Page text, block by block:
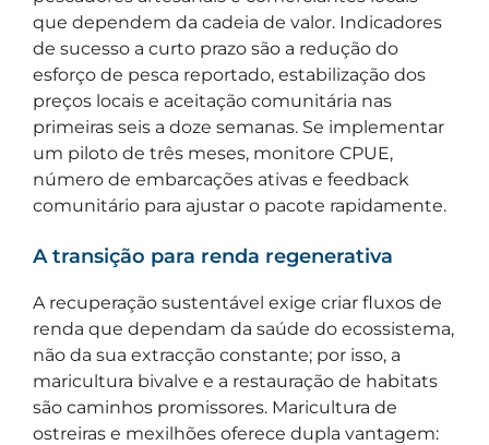
que dependem da cadeia de valor. Indicadores
de sucesso a curto prazo são a redução do
esforço de pesca reportado, estabilização dos
preços locais e aceitação comunitária nas
primeiras seis a doze semanas. Se implementar
um piloto de três meses, monitore CPUE,
número de embarcações ativas e feedback
comunitário para ajustar o pacote rapidamente.
A transição para renda regenerativa
A recuperação sustentável exige criar fluxos de
renda que dependam da saúde do ecossistema,
não da sua extracção constante; por isso, a
maricultura bivalve e a restauração de habitats
são caminhos promissores. Maricultura de
ostreiras e mexilhões oferece dupla vantagem: